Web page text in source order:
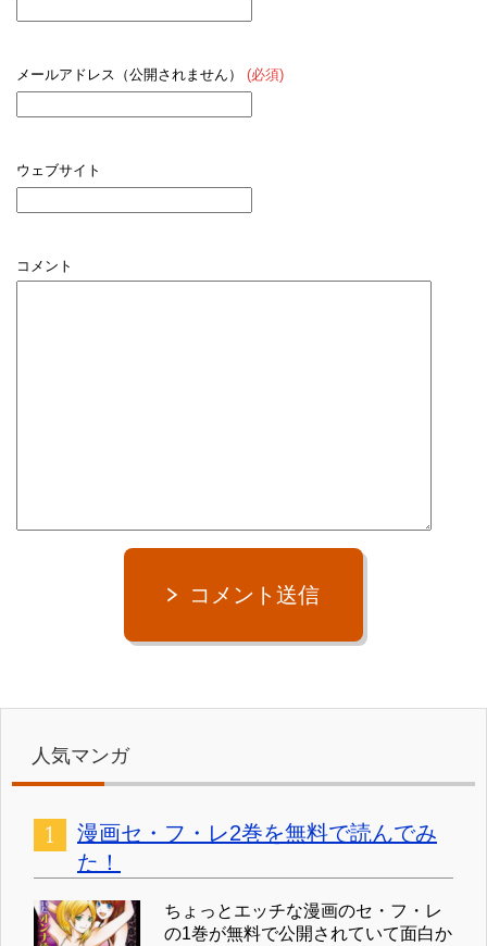
メールアドレス（公開されません） (必須)
ウェブサイト
コメント
コメント送信
人気マンガ
漫画セ・フ・レ2巻を無料で読んでみ
た！
ちょっとエッチな漫画のセ・フ・レ
の1巻が無料で公開されていて面白か